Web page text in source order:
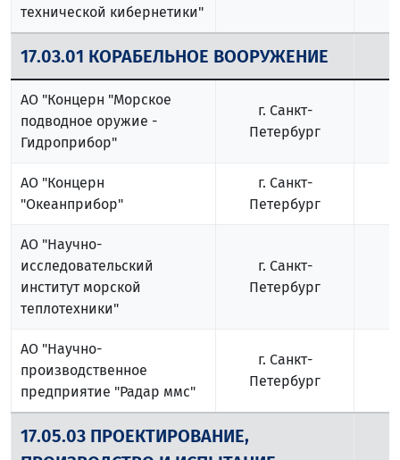
технической кибернетики"
17.03.01 КОРАБЕЛЬНОЕ ВООРУЖЕНИЕ
АО "Концерн "Морское
подводное оружие -
Гидроприбор"
г. Санкт-
Петербург
АО "Концерн
"Океанприбор"
г. Санкт-
Петербург
АО "Научно-
исследовательский
институт морской
теплотехники"
г. Санкт-
Петербург
АО "Научно-
производственное
предприятие "Радар ммс"
г. Санкт-
Петербург
17.05.03 ПРОЕКТИРОВАНИЕ,